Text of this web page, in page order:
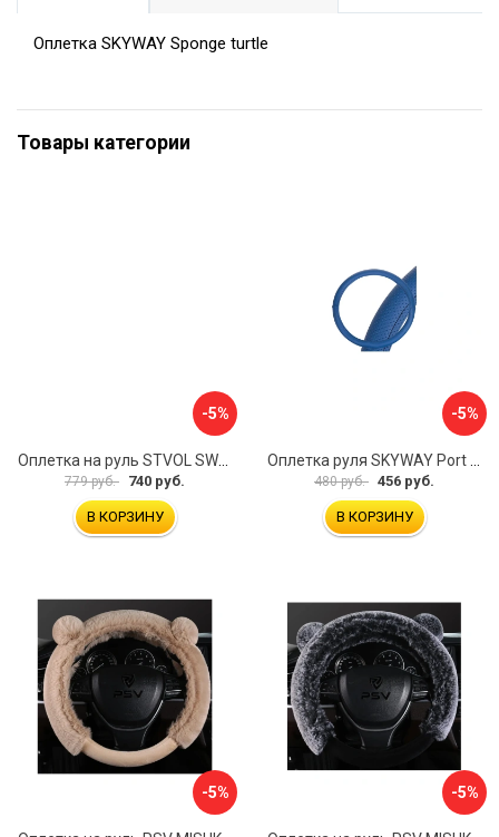
Оплетка SKYWAY Sponge turtle
Товары категории
-5%
779 руб. 740 руб.
В КОРЗИНУ
-5%
480 руб. 456 руб.
В КОРЗИНУ
-5% -5%